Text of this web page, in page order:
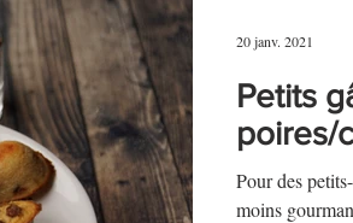
Petits
poires/
Pour des
moins
20 janv. 2021